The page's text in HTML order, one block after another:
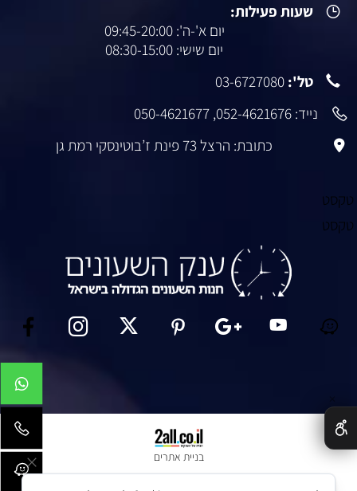
שעות פעילות:
יום א'-ה': 09:45-20:00
יום שישי: 08:30-15:00
טל': 03-6727080
נייד: 052-4621676
,
050-4621677
כתובת: הרצל 73 פינת ז’בוטינסקי רמת גן
טקסט
טקסט
בניית אתרים